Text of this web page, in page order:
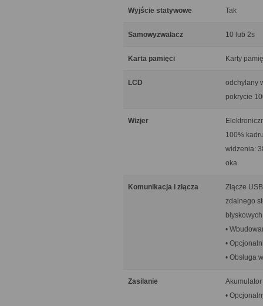
Wyjście statywowe Tak
Samowyzwalacz 10 lub 2s
Karta pamięci Karty
LCD
odchylany
pokrycie
Wizjer
100%
widzenia:
oka
Komunikacja i złącza
Złącze
zdalnego
błyskowych
•
•
• Obsługa
Zasilanie
•